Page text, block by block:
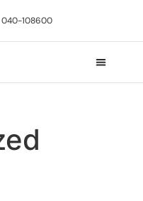
040-108600